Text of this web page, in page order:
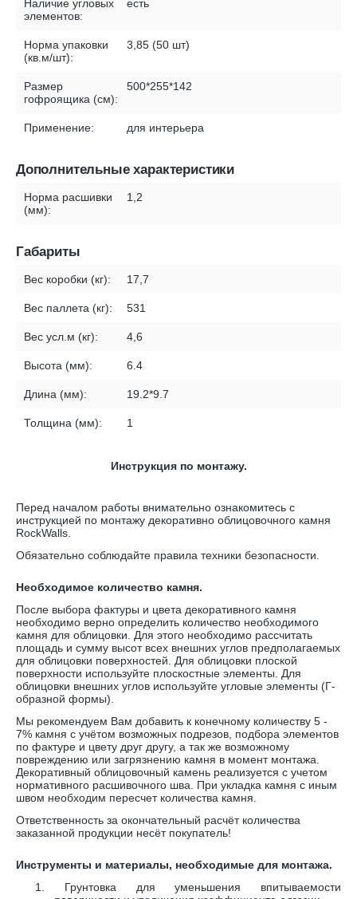
Наличие угловых
элементов:
есть
Норма упаковки
(кв.м/шт):
3,85 (50 шт)
Размер
гофроящика (см):
500*255*142
Применение: для интерьера
Дополнительные характеристики
Норма расшивки
(мм):
1,2
Габариты
Вес коробки (кг): 17,7
Вес паллета (кг): 531
Вес усл.м (кг): 4,6
Высота (мм): 6.4
Длина (мм): 19.2*9.7
Толщина (мм): 1
Инструкция по монтажу.
Перед началом работы внимательно ознакомитесь с
инструкцией по монтажу декоративно облицовочного камня
RockWalls
Обязательно соблюдайте правила техники безопасности.
Необходимое количество камня.
После выбора фактуры и цвета декоративного камня
необходимо верно определить количество необходимого
камня для облицовки. Для этого необходимо рассчитать
площадь и сумму высот всех внешних углов предполагаемых
для облицовки поверхностей. Для облицовки плоской
поверхности используйте плоскостные элементы. Для
облицовки внешних углов используйте угловые элементы (Г-
образной формы).
Мы рекомендуем Вам добавить к конечному количеству 5 -
7% камня с учётом возможных подрезов, подбора элементов
по фактуре и цвету друг другу, а так же возможному
повреждению или загрязнению камня в момент монтажа.
Декоративный облицовочный камень реализуется с учетом
нормативного расшивочного шва. При укладка камня с иным
швом необходим пересчет количества камня.
Ответственность за окончательный расчёт количества
заказанной продукции несёт покупатель!
Инструменты и материалы, необходимые для монтажа.
1. Грунтовка для уменьшения впитываемости